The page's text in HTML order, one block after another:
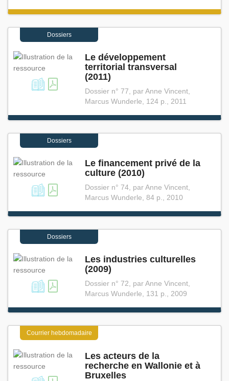
Dossiers
Le développement
territorial transversal
(2011)
Dossier n° 77, par Anne Vincent,
Marcus Wunderle, 124 p., 2011
Dossiers
Le financement privé de la
culture (2010)
Dossier n° 74, par Anne Vincent,
Marcus Wunderle, 84 p., 2010
Dossiers
Les industries culturelles
(2009)
Dossier n° 72, par Anne Vincent,
Marcus Wunderle, 131 p., 2009
Courrier hebdomadaire
Les acteurs de la
recherche en Wallonie et à
Bruxelles